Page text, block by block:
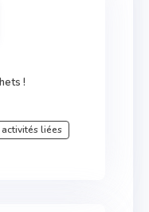
!
activités liées